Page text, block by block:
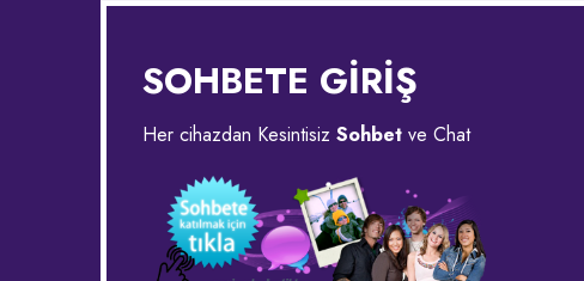
SOHBETE GİRİŞ
Her cihazdan Kesintisiz Sohbet ve Chat